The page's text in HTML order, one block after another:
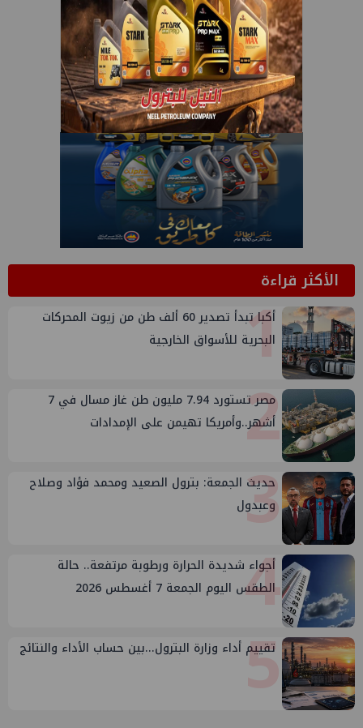
الأكثر قراءة1
أكبا تبدأ تصدير 60 ألف طن من زيوت المحركات
البحرية للأسواق الخارجية
2
مصر تستورد 7.94 مليون طن غاز مسال في 7
أشهر..وأمريكا تهيمن على الإمدادات
3
حديث الجمعة: بترول الصعيد ومحمد فؤاد وصلاح
وعبدول
4
أجواء شديدة الحرارة ورطوبة مرتفعة.. حالة
الطقس اليوم الجمعة 7 أغسطس 2026
5
تقييم أداء وزارة البترول...بين حساب الأداء والنتائج